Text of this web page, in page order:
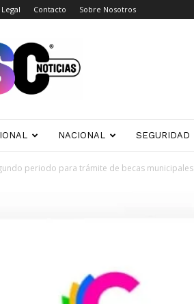
Legal Contacto Sobre Nosotros
NACIONAL SEGURIDAD
periodo para trámite de becas municipales